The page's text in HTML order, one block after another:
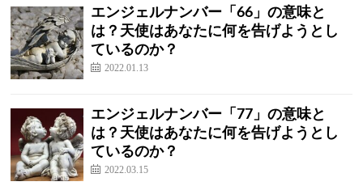
エンジェルナンバー「66」の意味と
は？天使はあなたに何を告げようとし
ているのか？
2022.01.13
エンジェルナンバー「77」の意味と
は？天使はあなたに何を告げようとし
ているのか？
2022.03.15